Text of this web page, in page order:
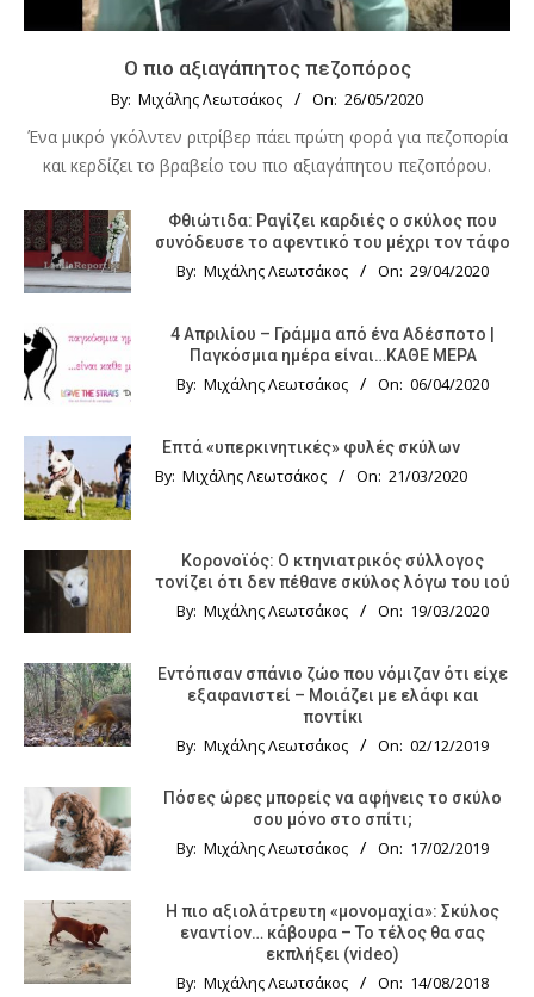
Ο πιο αξιαγάπητος πεζοπόρος
By: Μιχάλης Λεωτσάκος On: 26/05/2020
Ένα μικρό γκόλντεν ριτρίβερ πάει πρώτη φορά για πεζοπορία
και κερδίζει το βραβείο του πιο αξιαγάπητου πεζοπόρου.
Φθιώτιδα: Ραγίζει καρδιές ο σκύλος που
συνόδευσε το αφεντικό του μέχρι τον τάφο
By: Μιχάλης Λεωτσάκος On: 29/04/2020
4 Απριλίου – Γράμμα από ένα Αδέσποτο |
Παγκόσμια ημέρα είναι…ΚΑΘΕ ΜΕΡΑ
By: Μιχάλης Λεωτσάκος On: 06/04/2020
Επτά «υπερκινητικές» φυλές σκύλων
By: Μιχάλης Λεωτσάκος On: 21/03/2020
Κορονοϊός: Ο κτηνιατρικός σύλλογος
τονίζει ότι δεν πέθανε σκύλος λόγω του ιού
By: Μιχάλης Λεωτσάκος On: 19/03/2020
Εντόπισαν σπάνιο ζώο που νόμιζαν ότι είχε
εξαφανιστεί – Μοιάζει με ελάφι και
ποντίκι
By: Μιχάλης Λεωτσάκος On: 02/12/2019
Πόσες ώρες μπορείς να αφήνεις το σκύλο
σου μόνο στο σπίτι;
By: Μιχάλης Λεωτσάκος On: 17/02/2019
Η πιο αξιολάτρευτη «μονομαχία»: Σκύλος
εναντίον… κάβουρα – Το τέλος θα σας
εκπλήξει (video)
By: Μιχάλης Λεωτσάκος On: 14/08/2018